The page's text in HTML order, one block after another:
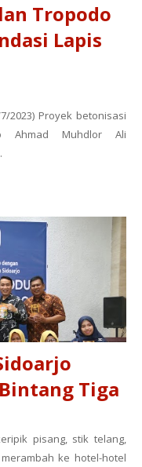
Tropodo
Lapis
2023) Proyek betonisasi
Ahmad Muhdlor Ali
Tiga
pisang, stik telang,
ke hotel-hotel